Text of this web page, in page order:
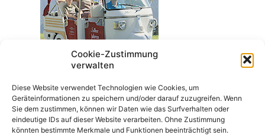
Cookie-Zustimmung
verwalten
Diese Website verwendet Technologien wie Cookies, um
Geräteinformationen zu speichern und/oder darauf zuzugreifen. Wenn
Sie dem zustimmen, können wir Daten wie das Surfverhalten oder
eindeutige IDs auf dieser Website verarbeiten. Ohne Zustimmung
könnten bestimmte Merkmale und Funktionen beeinträchtigt sein.